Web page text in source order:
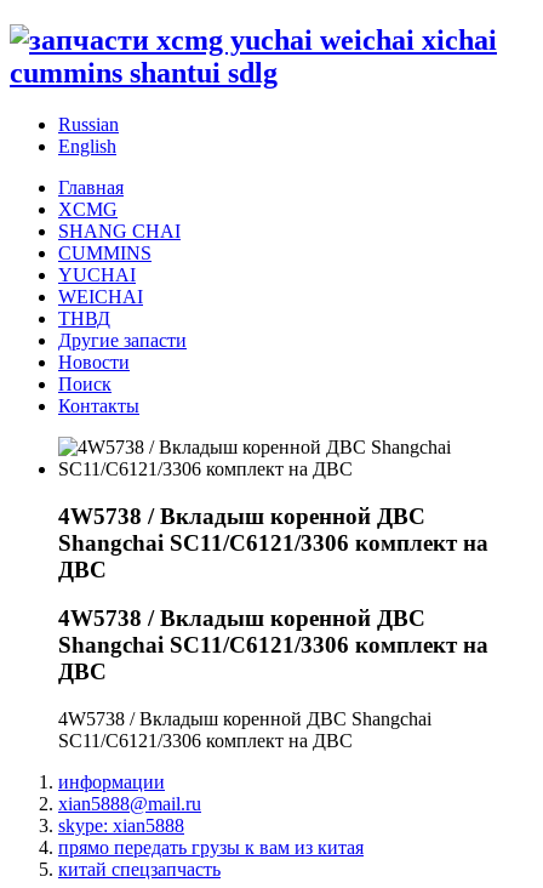
Russian
English
Главная
XCMG
SHANG CHAI
CUMMINS
YUCHAI
WEICHAI
ТНВД
Другие запасти
Новости
Поиск
Контакты
4W5738 / Вкладыш коренной ДВС
Shangchai SC11/C6121/3306 комплект на
ДВС
4W5738 / Вкладыш коренной ДВС
Shangchai SC11/C6121/3306 комплект на
ДВС
4W5738 / Вкладыш коренной ДВС Shangchai
SC11/C6121/3306 комплект на ДВС
информации
xian5888@mail.ru
skype: xian5888
прямо передать грузы к вам из китая
китай спецзапчасть